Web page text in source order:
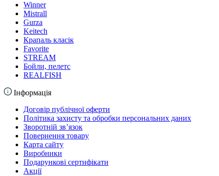
Winner
Mistrall
Gurza
Keitech
Крапаль класік
Favorite
STREAM
Бойли, пелетс
REALFISH
Інформація
Договір публічної оферти
Політика захисту та обробки персональних даних
Зворотній зв’язок
Повернення товару
Карта сайту
Виробники
Подарункові сертифікати
Акції